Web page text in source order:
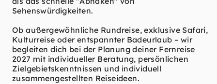
Sehenswürdigkeiten.
Ob außergewöhnliche Rundreise, exklusive Safari,
Kulturreise oder entspannter Badeurlaub – wir
begleiten dich bei der Planung deiner Fernreise
2027 mit individueller Beratung, persönlichen
Zielgebietskenntnissen und individuell
zusammengestellten Reiseideen.